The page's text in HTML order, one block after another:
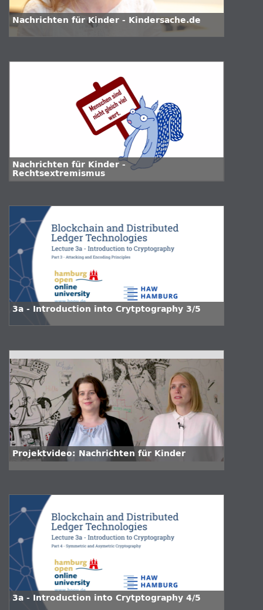
Nachrichten für Kinder - Kindersache.de
Nachrichten für Kinder -
Rechtsextremismus
3a - Introduction into Crytptography 3/5
Projektvideo: Nachrichten für Kinder
3a - Introduction into Crytptography 4/5